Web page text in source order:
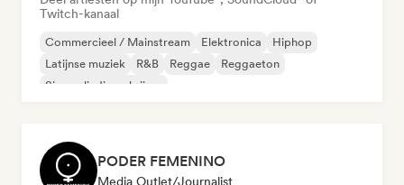
Twitch-kanaal
Commercieel / Mainstream Elektronica
Hiphop
Latijnse muziek
R&B Reggae
Reggaeton
Singer-liedjesschrijver
PODER FEMENINO
Media Outlet/Journalist